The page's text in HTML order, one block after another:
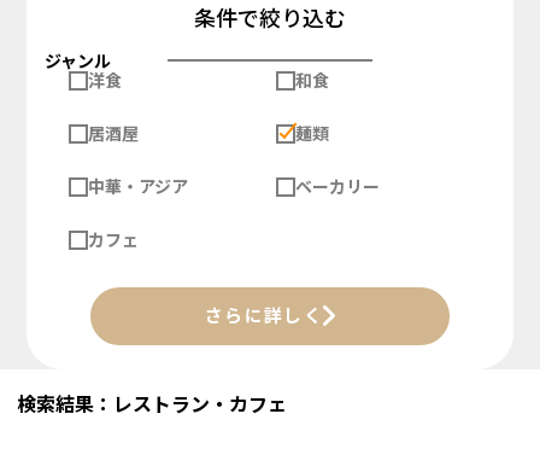
条件で絞り込む
ジャンル
洋食
和食
居酒屋 麺類
中華・アジア ベーカリー
カフェ
さらに詳しく
検索結果：レストラン・カフェ